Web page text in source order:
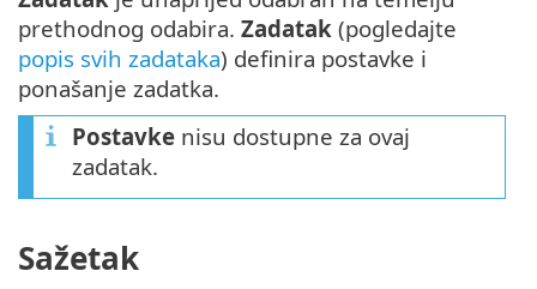
prethodnog odabira. Zadatak (pogledajte
popis svih zadataka) definira postavke i
ponašanje zadatka.
Postavke nisu dostupne za ovaj
zadatak.
Sažetak